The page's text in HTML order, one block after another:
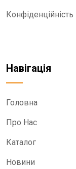
Конфіденційність
Навігація
Головна
Про Нас
Каталог
Новини